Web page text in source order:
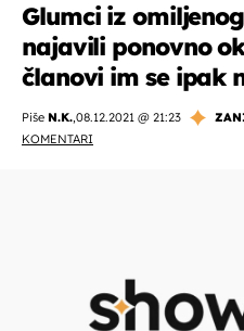
Glumci iz
najavili ponovno
članovi im se ipak
Piše N.K.,08.12.2021 @ 21:23
KOMENTARI